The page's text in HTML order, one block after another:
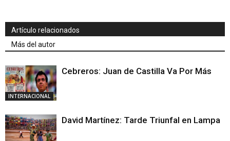
Artículo relacionados
Más del autor
INTERNACIONAL
Cebreros: Juan de Castilla Va Por Más
David Martínez: Tarde Triunfal en Lampa